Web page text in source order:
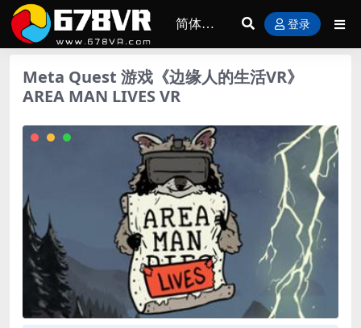
登录
Meta Quest 游戏《边缘人的生活VR》
AREA MAN LIVES VR